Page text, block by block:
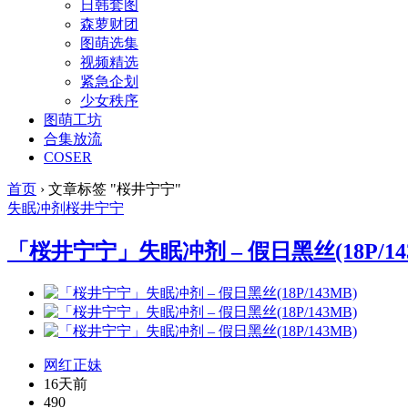
日韩套图
森萝财团
图萌选集
视频精选
紧急企划
少女秩序
图萌工坊
合集放流
COSER
首页 › 文章标签 "桜井宁宁"
失眠冲剂 桜井宁宁
「桜井宁宁」失眠冲剂 – 假日黑丝(18P/
网红正妹
16天前
490